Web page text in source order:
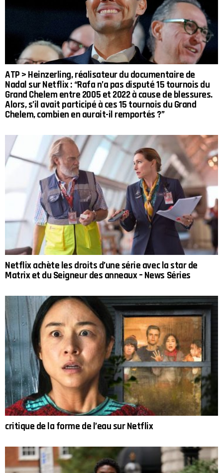
ATP > Heinzerling, réalisateur du documentaire de
Nadal sur Netflix : “Rafa n’a pas disputé 15 tournois du
Grand Chelem entre 2005 et 2022 à cause de blessures.
Alors, s’il avait participé à ces 15 tournois du Grand
Chelem, combien en aurait-il remportés ?”
Netflix achète les droits d’une série avec la star de
Matrix et du Seigneur des anneaux – News Séries
critique de la forme de l’eau sur Netflix